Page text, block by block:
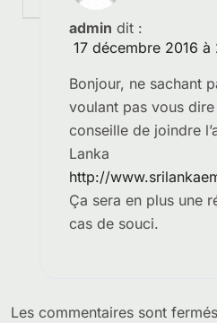
admin dit :
17 décembre 2016 à
Bonjour, ne sachant
voulant pas vous
conseille de joindre
Lanka
http://
Ça sera en plus une
cas de souci.
Les commentaires sont